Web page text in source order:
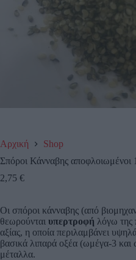
Αρχική
Shop
Σπόροι Κάνναβης
2,75 €
Οι σπόροι κάνναβης (από
θεωρούνται υπερτροφή λόγω της
αξίας, η οποία περιλαμβάνει
βασικά λιπαρά οξέα (ωμέγα-3
μέταλλα.